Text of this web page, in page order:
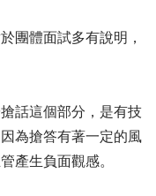
團體面試多有說明，
話這個部分，是有技
為搶答有著一定的風
產生負面觀感。